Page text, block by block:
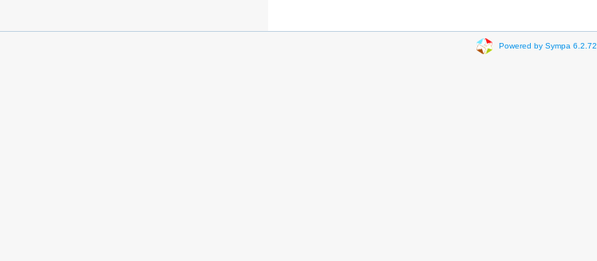
Powered by Sympa 6.2.72